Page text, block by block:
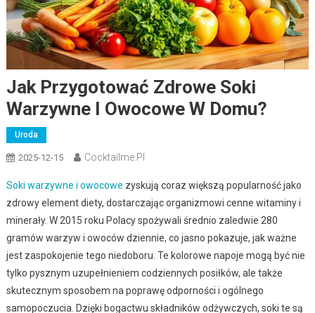
Jak Przygotować Zdrowe Soki
Warzywne I Owocowe W Domu?
Uroda
2025-12-15 Cocktailme.pl
Soki warzywne i owocowe zyskują coraz większą popularność jako
zdrowy element diety, dostarczając organizmowi cenne witaminy i
minerały. W 2015 roku Polacy spożywali średnio zaledwie 280
gramów warzyw i owoców dziennie, co jasno pokazuje, jak ważne
jest zaspokojenie tego niedoboru. Te kolorowe napoje mogą być nie
tylko pysznym uzupełnieniem codziennych posiłków, ale także
skutecznym sposobem na poprawę odporności i ogólnego
samopoczucia. Dzięki bogactwu składników odżywczych, soki te są